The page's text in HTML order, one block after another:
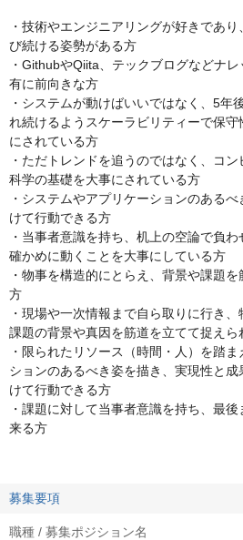
・技術やエンジニアリングが好きであ
び続ける姿勢がある方
・GithubやQiita、テックブログなどナ
有に前向きな方
・システムが動けばいいではなく、5年
れ続けるようスケーラビリティーで保
にされている方
・ただトレンドを追うのではなく、コ
科学の基礎を大事にされている方
・システムやアプリケーションのある
けて行動できる方
・当事者意識を持ち、机上の空論で負
確かめに動くことを大事にしている方
・物事を構造的にとらえ、背景や課題
方
・現場や一次情報まで自ら取りに行き、
課題の背景や真因を筋道を立てて捉えら
・限られたリソース（時間・人）を踏
ションのあるべき姿を描き、実現性と
けて行動できる方
・課題に対して当事者意識を持ち、最
来る方
募集要項
職種 / 募集ポジション名